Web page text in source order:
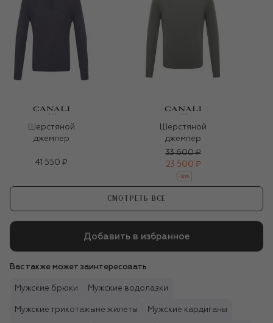
Шерстяной
джемпер
41 550 ₽
Шерстяной
джемпер
33 600 ₽
23 500 ₽
-30%
СМОТРЕТЬ ВСЕ
Добавить в избранное
Вас также может заинтересовать
Мужские брюки Мужские водолазки
Мужские трикотажыне жилеты Мужские кардиганы